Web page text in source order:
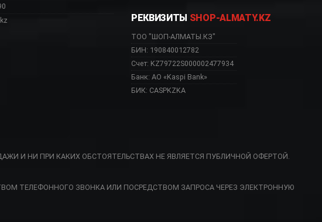
Атырау,
РЕКВИЗИТЫ SHOP-ALMATY.KZ
ТОО "ШОП-АЛМАТЫ.КЗ"
БИН: 190840012782
Счет: KZ79722S000002477934
Банк: АО «Kaspi Bank»
БИК: CASPKZKA
И НИ ПРИ КАКИХ ОБСТОЯТЕЛЬСТВАХ НЕ ЯВЛЯЕТСЯ ПУБЛИЧНОЙ ОФЕРТОЙ.
ТЕЛЕФОННОГО ЗВОНКА ИЛИ ПОСРЕДСТВОМ ЗАПРОСА ЧЕРЕЗ ЭЛЕКТРОННУЮ